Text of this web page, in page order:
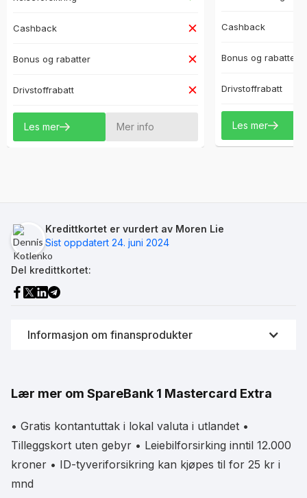
Cashback
Bonus og rabatter
Drivstoffrabatt
Les mer Mer info
Cashback
Bonus og rabatter
Drivstoffrabatt
Les mer
Kredittkortet er vurdert av Moren Lie
Sist oppdatert 24. juni 2024
Del kredittkortet:
Informasjon om finansprodukter
Derfor samarbeider Fornye.no sammen med
data fra bankene. På denne måten vil du alltid se
Lær mer om SpareBank 1 Mastercard Extra
• Gratis kontantuttak i lokal valuta i utlandet •
Tilleggskort uten gebyr • Leiebilforsirking inntil 12.000
kroner • ID-tyveriforsikring kan kjøpes til for 25 kr i
mnd